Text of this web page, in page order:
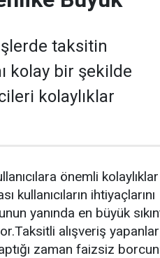
taksitin
kolay bir şekilde
kolaylıklar
önemli kolaylıklar
kullanıcıların ihtiyaçlarını
yanında en büyük
alışveriş yapanlar
zaman faizsiz